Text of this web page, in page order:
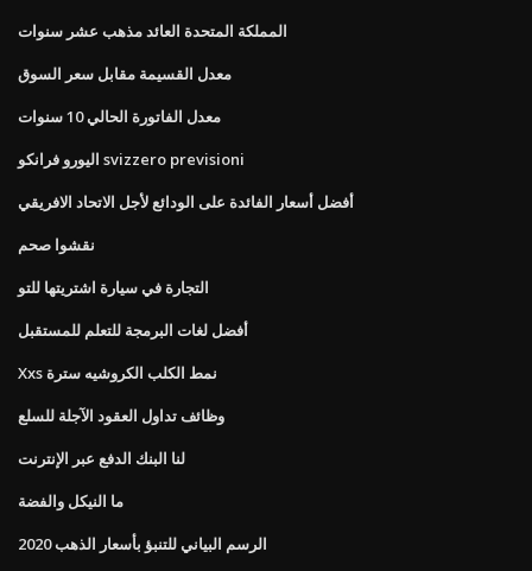
المملكة المتحدة العائد مذهب عشر سنوات
معدل القسيمة مقابل سعر السوق
معدل الفاتورة الحالي 10 سنوات
اليورو فرانكو svizzero previsioni
أفضل أسعار الفائدة على الودائع لأجل الاتحاد الافريقي
نقشوا صحم
التجارة في سيارة اشتريتها للتو
أفضل لغات البرمجة للتعلم للمستقبل
Xxs نمط الكلب الكروشيه سترة
وظائف تداول العقود الآجلة للسلع
لنا البنك الدفع عبر الإنترنت
ما النيكل والفضة
الرسم البياني للتنبؤ بأسعار الذهب 2020